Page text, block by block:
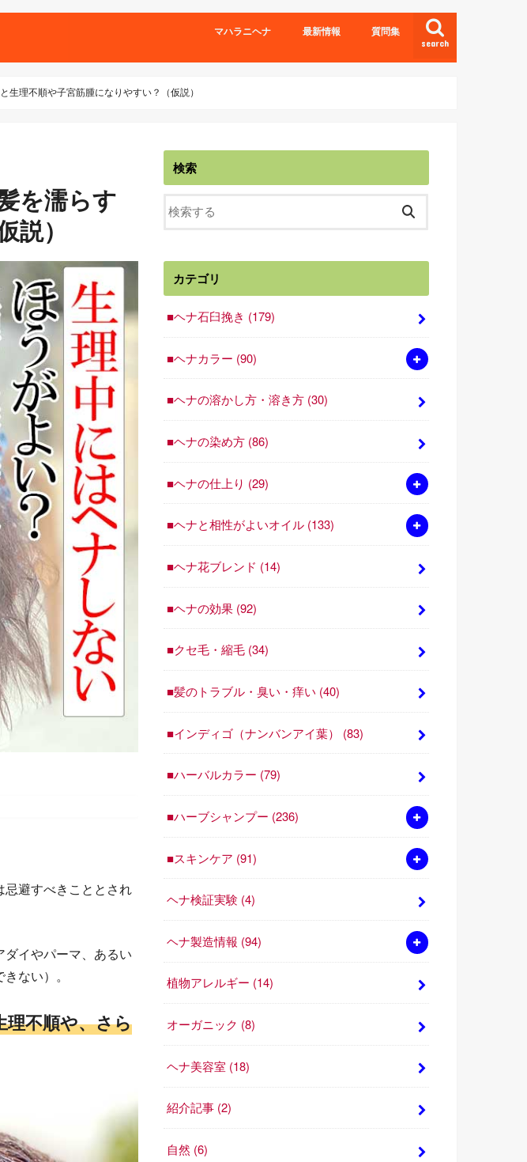
search
マハラニヘナ 最新情報 質問集
生理不順や子宮筋腫になりやすい？（仮説）
を濡らす
）
避すべきこととされ
イやパーマ、あるい
ない）。
不順や、さら
検索
カテゴリ
■ヘナ石臼挽き (179)
■ヘナカラー (90)
■ヘナの溶かし方・溶き方 (30)
■ヘナの染め方 (86)
■ヘナの仕上り (29)
■ヘナと相性がよいオイル (133)
■ヘナ花ブレンド (14)
■ヘナの効果 (92)
■クセ毛・縮毛 (34)
■髪のトラブル・臭い・痒い (40)
■インディゴ（ナンバンアイ葉） (83)
■ハーバルカラー (79)
■ハーブシャンプー (236)
■スキンケア (91)
ヘナ検証実験 (4)
ヘナ製造情報 (94)
植物アレルギー (14)
オーガニック (8)
ヘナ美容室 (18)
紹介記事 (2)
自然 (6)